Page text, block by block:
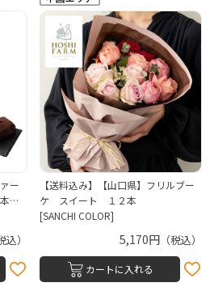
ー
…
）
【送料込み】【山口県】フリルブー
ケ スイート １２本
[SANCHI COLOR]
5,170円 （税込）
カートに入れる